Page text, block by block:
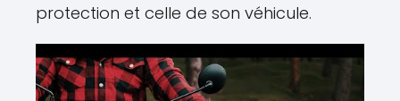
protection et celle de son véhicule.